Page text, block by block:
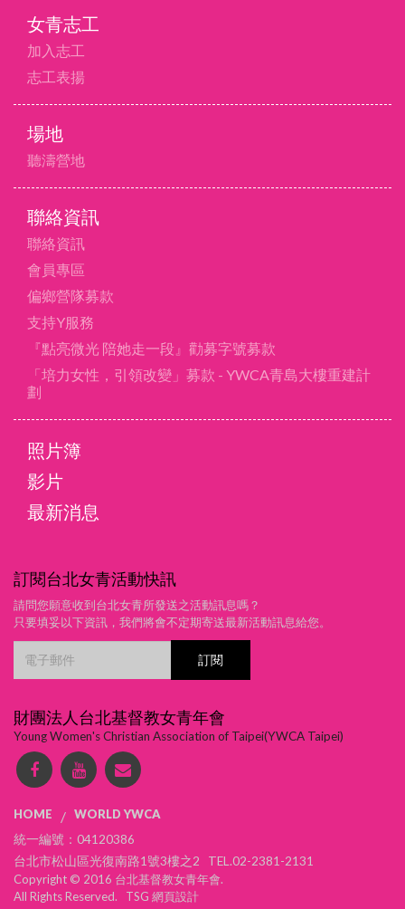
女青志工
加入志工
志工表揚
場地
聽濤營地
聯絡資訊
聯絡資訊
會員專區
偏鄉營隊募款
支持Y服務
『點亮微光 陪她走一段』勸募字號募款
「培力女性，引領改變」募款 - YWCA青島大樓重建計
劃
照片簿
影片
最新消息
訂閱台北女青活動快訊
請問您願意收到台北女青所發送之活動訊息嗎？
只要填妥以下資訊，我們將會不定期寄送最新活動訊息給您。
財團法人台北基督教女青年會
Young Women's Christian Association of Taipei(YWCA Taipei)
HOME / WORLD YWCA
統一編號：04120386
台北市松山區光復南路1號3樓之2 TEL.02-2381-2131
Copyright © 2016 台北基督教女青年會.
All Rights Reserved. TSG 網頁設計